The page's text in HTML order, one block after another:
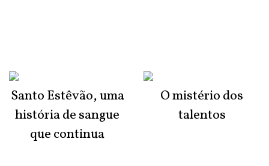
Santo Estêvão, uma
história de sangue
que continua
O mistério dos
talentos